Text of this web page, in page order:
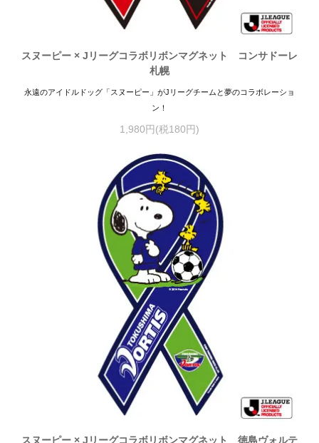
スヌーピー × Jリーグコラボリボンマグネット コンサドーレ
札幌
永遠のアイドルドッグ「スヌーピー」がJリーグチームと夢のコラボレーショ
ン！
1,980円(税180円)
スヌーピー × Jリーグコラボリボンマグネット 徳島ヴォルテ